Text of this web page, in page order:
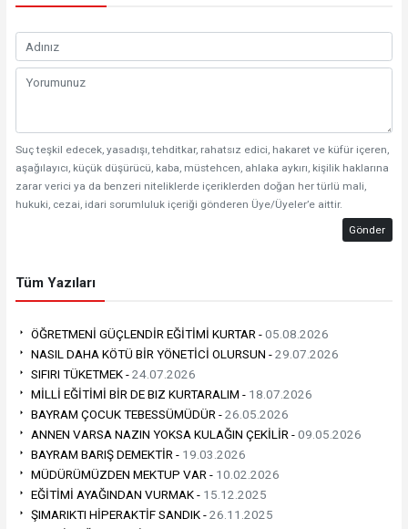
Suç teşkil edecek, yasadışı, tehditkar, rahatsız edici, hakaret ve küfür içeren,
aşağılayıcı, küçük düşürücü, kaba, müstehcen, ahlaka aykırı, kişilik haklarına
zarar verici ya da benzeri niteliklerde içeriklerden doğan her türlü mali,
hukuki, cezai, idari sorumluluk içeriği gönderen Üye/Üyeler’e aittir.
Gönder
Tüm Yazıları
ÖĞRETMENİ GÜÇLENDİR EĞİTİMİ KURTAR -05.08.2026
NASIL DAHA KÖTÜ BİR YÖNETİCİ OLURSUN -29.07.2026
SIFIRI TÜKETMEK -24.07.2026
MİLLİ EĞİTİMİ BİR DE BIZ KURTARALIM - 18.07.2026
BAYRAM ÇOCUK TEBESSÜMÜDÜR -26.05.2026
‎ANNEN VARSA NAZIN YOKSA KULAĞIN ÇEKİLİR -09.05.2026
BAYRAM BARIŞ DEMEKTİR - 19.03.2026
MÜDÜRÜMÜZDEN MEKTUP VAR - 10.02.2026
EĞİTİMİ AYAĞINDAN VURMAK - 15.12.2025
ŞIMARIKTI HİPERAKTİF SANDIK -26.11.2025